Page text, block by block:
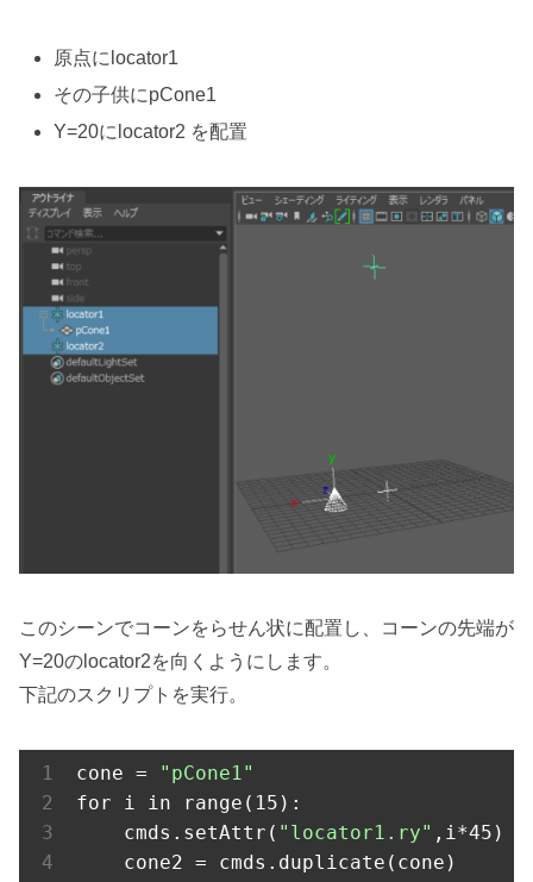
原点にlocator1
その子供にpCone1
Y=20にlocator2 を配置
このシーンでコーンをらせん状に配置し、コーンの先端が
Y=20のlocator2を向くようにします。
下記のスクリプトを実行。
cone =
"pCone1"
for i in range(15):
    cmds.setAttr(
"locator1.ry" ,i*45)
    cone2 = cmds.duplicate(cone)